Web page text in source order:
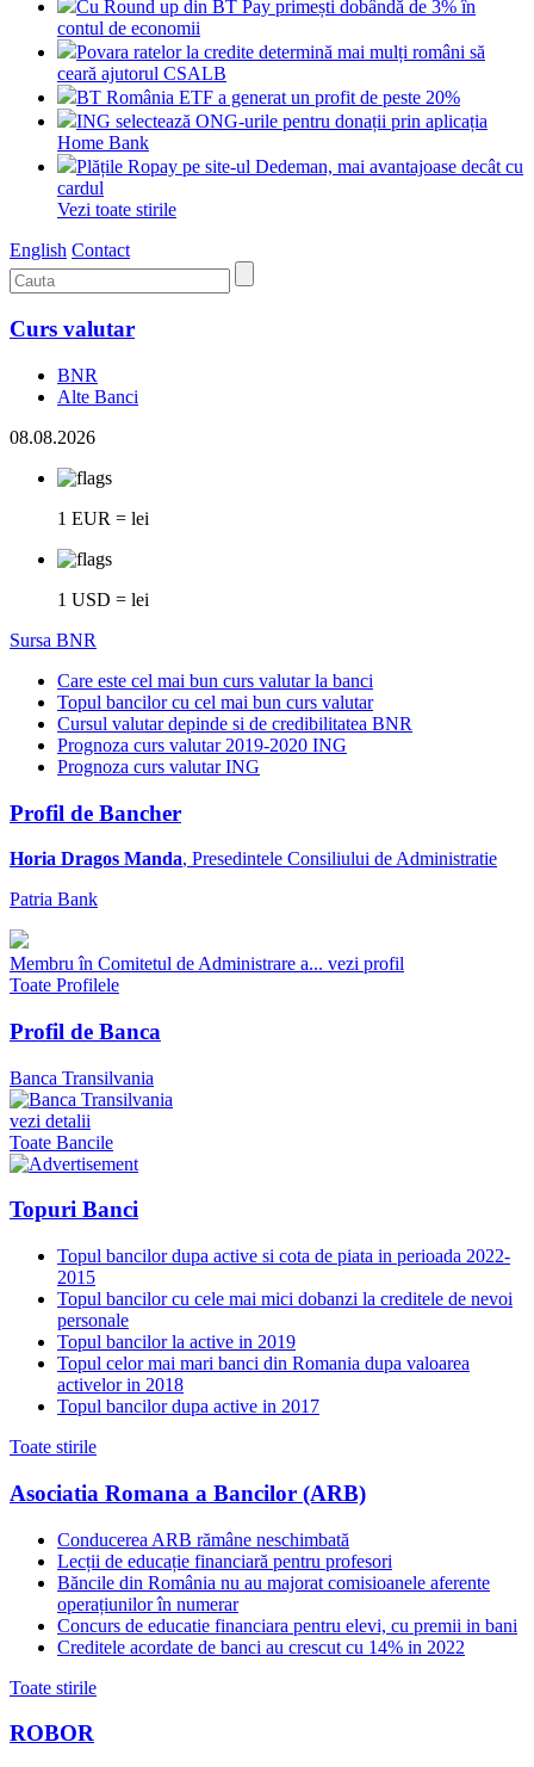
Cu Round up din BT Pay primești dobândă de 3% în
contul de economii
Povara ratelor la credite determină mai mulți români să
ceară ajutorul CSALB
BT România ETF a generat un profit de peste 20%
ING selectează ONG-urile pentru donații prin aplicația
Home Bank
Plățile Ropay pe site-ul Dedeman, mai avantajoase decât cu
cardul
Vezi toate stirile
English Contact
Curs valutar
BNR
Alte Banci
08.08.2026
1 EUR = lei
1 USD = lei
Sursa BNR
Care este cel mai bun curs valutar la banci
Topul bancilor cu cel mai bun curs valutar
Cursul valutar depinde si de credibilitatea BNR
Prognoza curs valutar 2019-2020 ING
Prognoza curs valutar ING
Profil de Bancher
Horia Dragos Manda, Presedintele Consiliului de Administratie
Patria Bank
Membru în Comitetul de Administrare a... vezi profil
Toate Profilele
Profil de Banca
Banca Transilvania
vezi detalii
Toate Bancile
Topuri Banci
Topul bancilor dupa active si cota de piata in perioada 2022-
2015
Topul bancilor cu cele mai mici dobanzi la creditele de nevoi
personale
Topul bancilor la active in 2019
Topul celor mai mari banci din Romania dupa valoarea
activelor in 2018
Topul bancilor dupa active in 2017
Toate stirile
Asociatia Romana a Bancilor (ARB)
Conducerea ARB rămâne neschimbată
Lecții de educație financiară pentru profesori
Băncile din România nu au majorat comisioanele aferente
operațiunilor în numerar
Concurs de educatie financiara pentru elevi, cu premii in bani
Creditele acordate de banci au crescut cu 14% in 2022
Toate stirile
ROBOR